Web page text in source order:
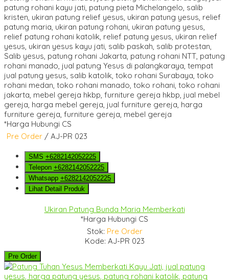
*Harga Hubungi CS
Pre Order / AJ-PR 023
SMS +6282142052225
Telepon +6282142052225
Whatsapp +6282142052225
Lihat Detail Produk
Ukiran Patung Bunda Maria Memberkati
*Harga Hubungi CS
Stok: Pre Order
Kode: AJ-PR 023
Pre Order